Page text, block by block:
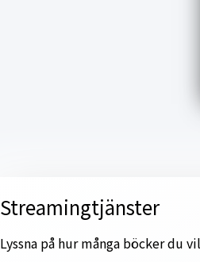
Streamingtjänster
Lyssna på hur många böcker du